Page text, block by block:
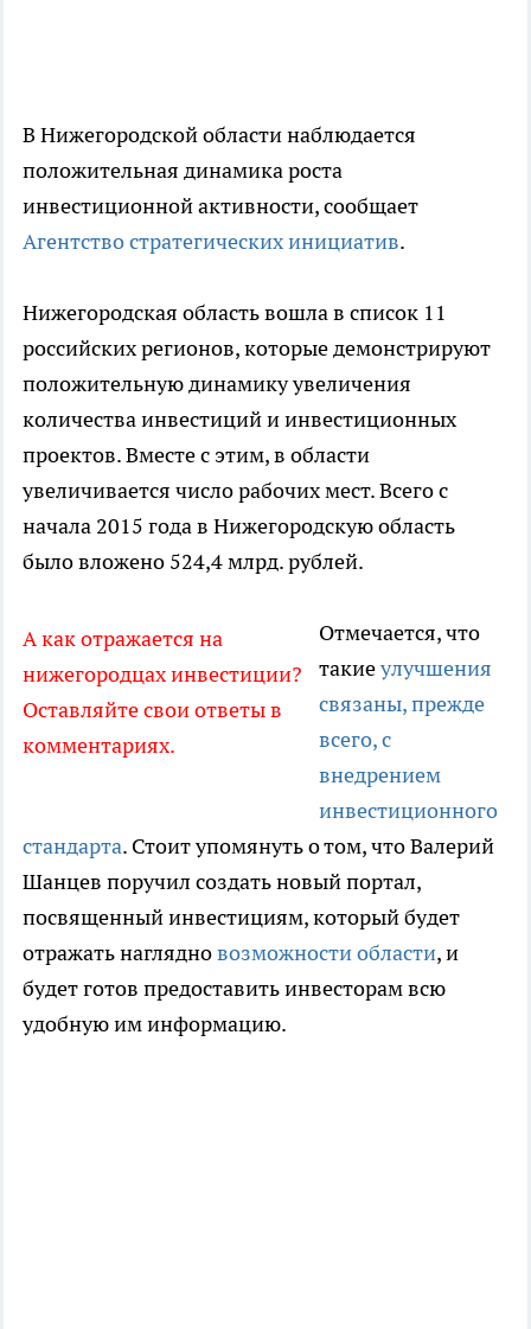
В Нижегородской области наблюдается
положительная динамика роста
инвестиционной активности, сообщает
Агентство стратегических инициатив.
Нижегородская область вошла в список 11
российских регионов, которые демонстрируют
положительную динамику увеличения
количества инвестиций и инвестиционных
проектов. Вместе с этим, в области
увеличивается число рабочих мест. Всего с
начала 2015 года в Нижегородскую область
было вложено 524,4 млрд. рублей.
А как отражается на
нижегородцах инвестиции?
Оставляйте свои ответы в
комментариях.
Отмечается, что
такиеулучшения
связаны, прежде
всего, с
внедрением
инвестиционного
стандарта. Стоит упомянуть о том, что Валерий
Шанцев поручил создать новый портал,
посвященный инвестициям, который будет
отражать наглядновозможности области, и
будет готов предоставить инвесторам всю
удобную им информацию.